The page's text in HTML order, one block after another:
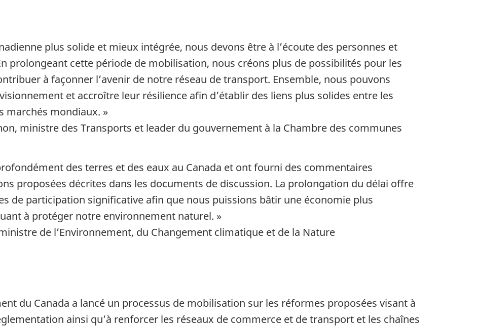
plus solide et mieux intégrée, nous devons être à l’écoute des personnes et
prolongeant cette période de mobilisation, nous créons plus de possibilités pour les
à façonner l’avenir de notre réseau de transport. Ensemble, nous pouvons
et accroître leur résilience afin d’établir des liens plus solides entre les
marchés mondiaux. »
ministre des Transports et leader du gouvernement à la Chambre des communes
des terres et des eaux au Canada et ont fourni des commentaires
proposées décrites dans les documents de discussion. La prolongation du délai offre
de participation significative afin que nous puissions bâtir une économie plus
à protéger notre environnement naturel. »
de l’Environnement, du Changement climatique et de la Nature
du Canada a lancé un processus de mobilisation sur les réformes proposées visant à
ainsi qu’à renforcer les réseaux de commerce et de transport et les chaînes